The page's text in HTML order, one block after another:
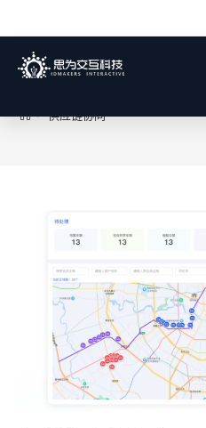
供应链协同
> 供应链协同